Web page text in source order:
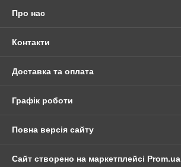
Про нас
Контакти
Доставка та оплата
Графік роботи
Повна версія сайту
Сайт створено на маркетплейсі Prom.ua